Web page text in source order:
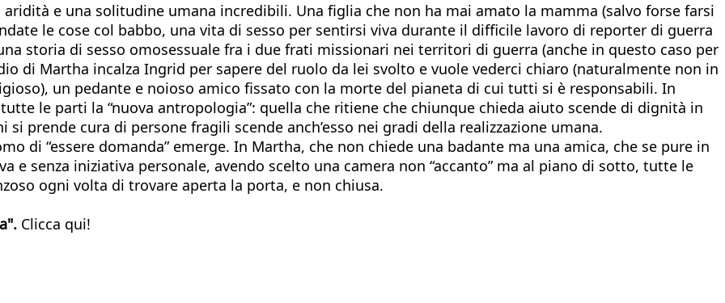
e una solitudine umana incredibili. Una figlia che non ha mai amato la mamma (salvo forse farsi
le cose col babbo, una vita di sesso per sentirsi viva durante il difficile lavoro di reporter di guerra
storia di sesso omosessuale fra i due frati missionari nei territori di guerra (anche in questo caso per
di Martha incalza Ingrid per sapere del ruolo da lei svolto e vuole vederci chiaro (naturalmente non in
un pedante e noioso amico fissato con la morte del pianeta di cui tutti si è responsabili. In
le parti la “nuova antropologia”: quella che ritiene che chiunque chieda aiuto scende di dignità in
prende cura di persone fragili scende anch’esso nei gradi della realizzazione umana.
di “essere domanda” emerge. In Martha, che non chiede una badante ma una amica, che se pure in
e senza iniziativa personale, avendo scelto una camera non “accanto” ma al piano di sotto, tutte le
ogni volta di trovare aperta la porta, e non chiusa.
Clicca qui!